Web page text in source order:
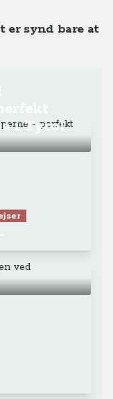
er synd bare at
i Tyrol